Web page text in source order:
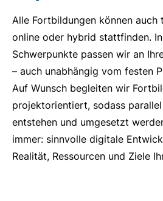
Alle Fortbildungen können auch
online oder hybrid stattfinden.
Schwerpunkte passen wir an
– auch unabhängig vom festen
Auf Wunsch begleiten wir
projektorientiert, sodass
entstehen und umgesetzt
immer: sinnvolle digitale
Realität, Ressourcen und Ziele